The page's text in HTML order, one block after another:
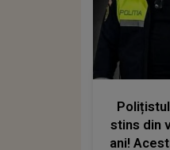
stins din
ani!